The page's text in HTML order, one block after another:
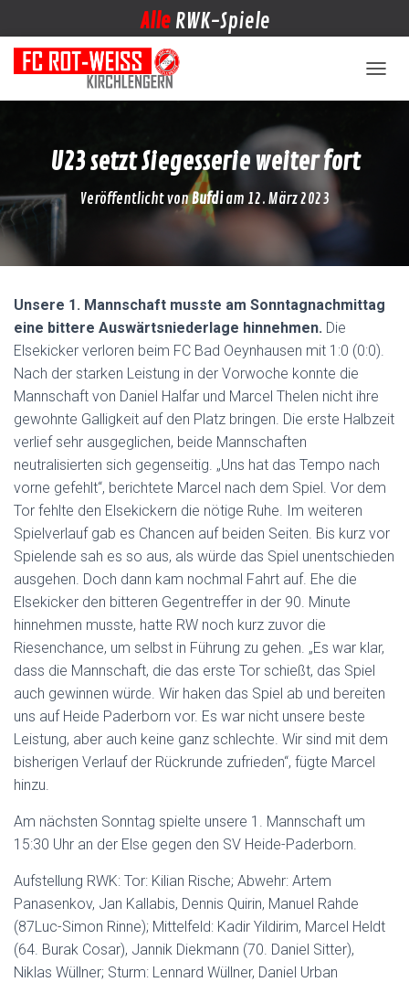
Alle RWK-Spiele
U23 setzt Siegesserie weiter fort
Veröffentlicht vonBufdiam 12. März 2023
Unsere 1. Mannschaft musste am Sonntagnachmittag
eine bittere Auswärtsniederlage hinnehmen. Die
Elsekicker verloren beim FC Bad Oeynhausen mit 1:0 (0:0).
Nach der starken Leistung in der Vorwoche konnte die
Mannschaft von Daniel Halfar und Marcel Thelen nicht ihre
gewohnte Galligkeit auf den Platz bringen. Die erste Halbzeit
verlief sehr ausgeglichen, beide Mannschaften
neutralisierten sich gegenseitig. „Uns hat das Tempo nach
vorne gefehlt“, berichtete Marcel nach dem Spiel. Vor dem
Tor fehlte den Elsekickern die nötige Ruhe. Im weiteren
Spielverlauf gab es Chancen auf beiden Seiten. Bis kurz vor
Spielende sah es so aus, als würde das Spiel unentschieden
ausgehen. Doch dann kam nochmal Fahrt auf. Ehe die
Elsekicker den bitteren Gegentreffer in der 90. Minute
hinnehmen musste, hatte RW noch kurz zuvor die
Riesenchance, um selbst in Führung zu gehen. „Es war klar,
dass die Mannschaft, die das erste Tor schießt, das Spiel
auch gewinnen würde. Wir haken das Spiel ab und bereiten
uns auf Heide Paderborn vor. Es war nicht unsere beste
Leistung, aber auch keine ganz schlechte. Wir sind mit dem
bisherigen Verlauf der Rückrunde zufrieden“, fügte Marcel
hinzu.
Am nächsten Sonntag spielte unsere 1. Mannschaft um
15:30 Uhr an der Else gegen den SV Heide-Paderborn.
Aufstellung RWK: Tor: Kilian Rische; Abwehr: Artem
Panasenkov, Jan Kallabis, Dennis Quirin, Manuel Rahde
(87Luc-Simon Rinne); Mittelfeld: Kadir Yildirim, Marcel Heldt
(64. Burak Cosar), Jannik Diekmann (70. Daniel Sitter),
Niklas Wüllner; Sturm: Lennard Wüllner, Daniel Urban